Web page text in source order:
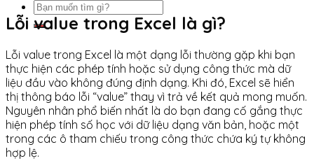
Lỗi value trong Excel là gì?
Lỗi value trong Excel là một dạng lỗi thường gặp khi bạn
thực hiện các phép tính hoặc sử dụng công thức mà dữ
liệu đầu vào không đúng định dạng. Khi đó, Excel sẽ hiển
thị thông báo lỗi “value” thay vì trả về kết quả mong muốn.
Nguyên nhân phổ biến nhất là do bạn đang cố gắng thực
hiện phép tính số học với dữ liệu dạng văn bản, hoặc một
trong các ô tham chiếu trong công thức chứa ký tự không
hợp lệ.